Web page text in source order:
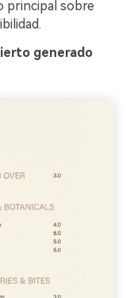
principal sobre
generado